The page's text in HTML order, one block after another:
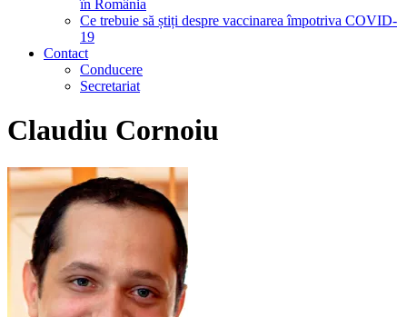
în România
Ce trebuie să știți despre vaccinarea împotriva COVID-
19
Contact
Conducere
Secretariat
Claudiu Cornoiu